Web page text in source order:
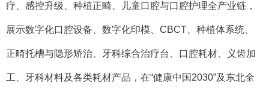
疗、感控升级、种植正畸、儿童口腔与口腔护理全产业链，
展示数字化口腔设备、数字化印模、CBCT、种植体系统、
正畸托槽与隐形矫治、牙科综合治疗台、口腔耗材、义齿加
工、牙科材料及各类耗材产品，在“健康中国2030”及东北全